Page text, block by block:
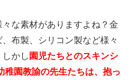
な素材がありますよね？金
布製、シリコン製など様々
かし 園児たちとのスキンシ
稚園教諭の先生たちは、抱っ